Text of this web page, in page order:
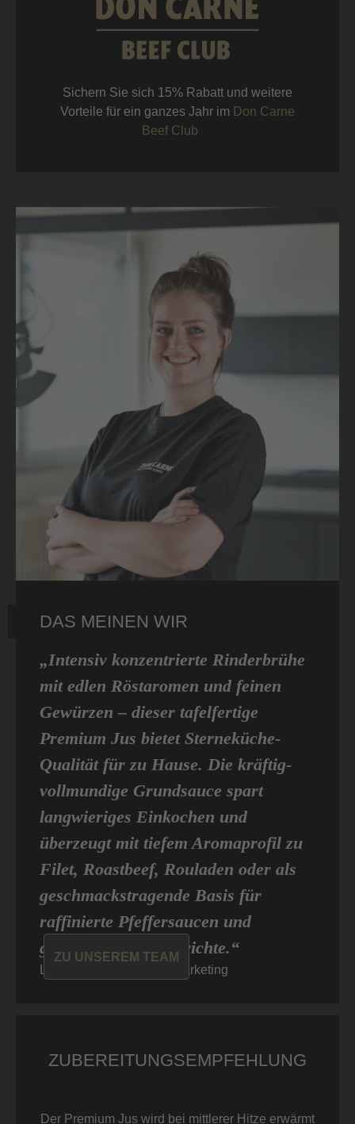
Sichern Sie sich 15% Rabatt und weitere
Vorteile für ein ganzes Jahr im Don Carne
Beef Club
ZU UNSEREM TEAM
DAS MEINEN WIR
„Intensiv konzentrierte Rinderbrühe
mit edlen Röstaromen und feinen
Gewürzen – dieser tafelfertige
Premium Jus bietet Sterneküche-
Qualität für zu Hause. Die kräftig-
vollmundige Grundsauce spart
langwieriges Einkochen und
überzeugt mit tiefem Aromaprofil zu
Filet, Roastbeef, Rouladen oder als
geschmackstragende Basis für
raffinierte Pfeffersaucen und
gehobene Fleischgerichte.“
Louisa von Don Carne, Marketing
ZUBEREITUNGSEMPFEHLUNG
Der Premium Jus wird bei mittlerer Hitze erwärmt